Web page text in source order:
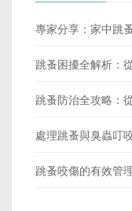
專家分享：家中跳
跳蚤困擾全解析：
跳蚤防治全攻略：
處理跳蚤與臭蟲叮
跳蚤咬傷的有效管